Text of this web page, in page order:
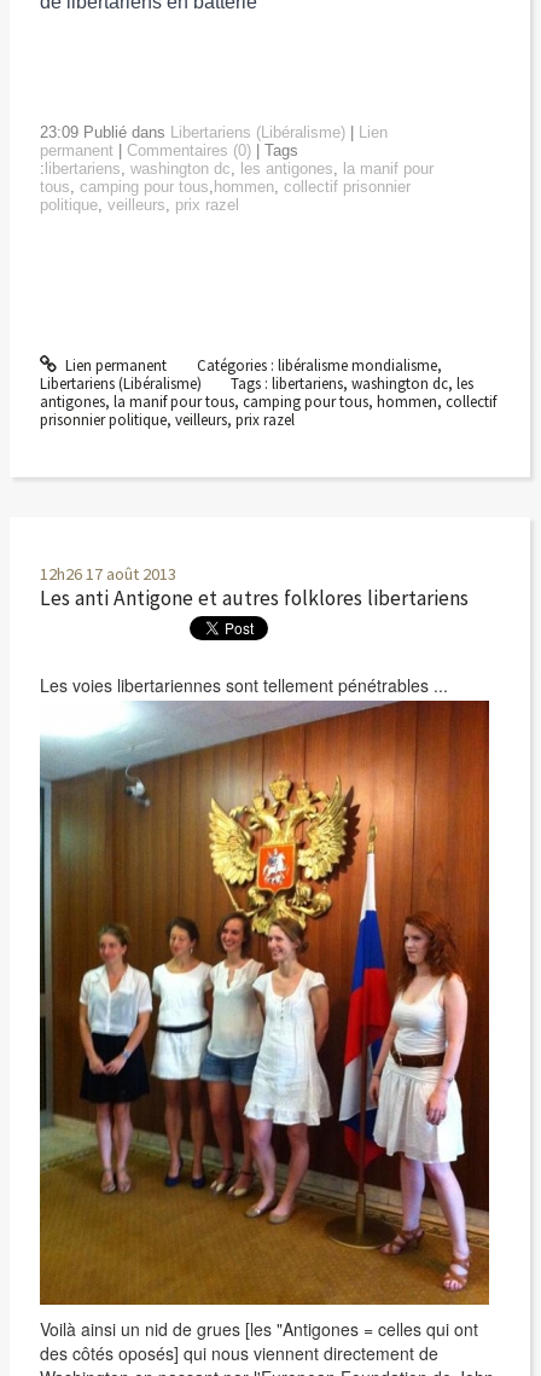
23:09 Publié dans Libertariens (Libéralisme)|
Lien
permanent| Commentaires (0)| Tags
: libertariens, washington dc, les antigones, la manif pour
tous, camping pour tous, hommen, collectif prisonnier
politique, veilleurs, prix razel
Lien permanent Catégories : libéralisme mondialisme,
Libertariens (Libéralisme)
Tags :libertariens,washington dc,les
antigones, la manif pour tous, camping pour tous, hommen, collectif
prisonnier politique, veilleurs, prix razel
12h2617 août 2013
Les anti Antigone et autres folklores libertariens
Les voies libertariennes sont tellement pénétrables ...
Voilà ainsi un nid de grues [les "Antigones = celles qui ont
des côtés oposés] qui nous viennent directement de